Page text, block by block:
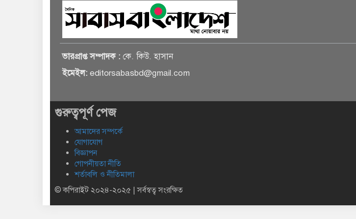
ভারপ্রাপ্ত সম্পাদক : কে. কিউ. হাসান
ইমেইল: editorsabasbd@gmail.com
গুরুত্বপূর্ণ পেজ
আমাদের সম্পর্কে
যোগাযোগ
বিজ্ঞাপন
গোপনীয়তা নীতি
শর্তাবলি ও নীতিমালা
© কপিরাইট ২০২৪-২০২৫ | সর্বস্বত্ব সংরক্ষিত